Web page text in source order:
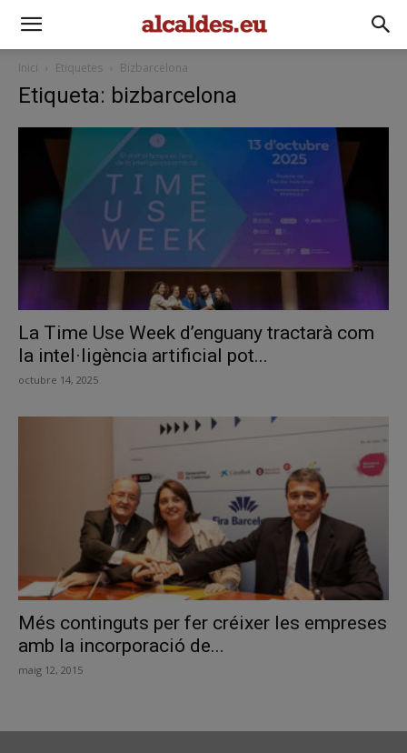
Inici Etiquetes Bizbarcelona
Etiqueta: bizbarcelona
La Time Use Week d’enguany tractarà com
la intel·ligència artificial pot...
octubre 14, 2025
Més continguts per fer créixer les empreses
amb la incorporació de...
maig 12, 2015